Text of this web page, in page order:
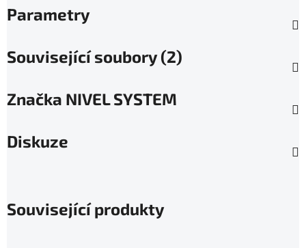
Parametry
Související soubory (2)
Značka NIVEL SYSTEM
Diskuze
Související produkty